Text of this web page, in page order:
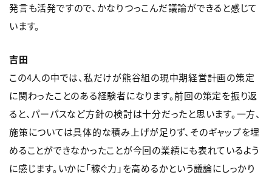
発言も活発ですので、かなりつっこんだ議論ができると感じて
います。
吉田
この4人の中では、私だけが熊谷組の現中期経営計画の策定
に関わったことのある経験者になります。前回の策定を振り返
ると、パーパスなど方針の検討は十分だったと思います。一方、
施策については具体的な積み上げが足りず、そのギャップを埋
めることができなかったことが今回の業績にも表れているよう
に感じます。いかに「稼ぐ力」を高めるかという議論にしっかり